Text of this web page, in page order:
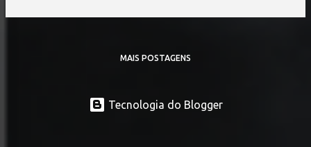
MAIS POSTAGENS
Tecnologia do Blogger